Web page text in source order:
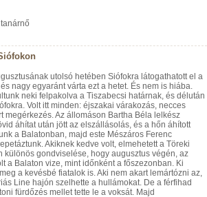
utolsó hetében Siófokra látogathatott el a
nagy egyaránt várta ezt a hetet. És nem is hiába.
neki felpakolva a Tiszabecsi határnak, és délután
Volt itt minden: éjszakai várakozás, necces
megérkezés. Az állomáson Bartha Béla lelkész
áhítat után jött az elszállásolás, és a hőn áhított
a Balatonban, majd este Mészáros Ferenc
Akiknek kedve volt, elmehetett a Töreki
különös gondviselése, hogy augusztus végén, az
a Balaton vize, mint időnként a főszezonban. Ki
a kevésbé fiatalok is. Aki nem akart lemártózni az,
Line hajón szelhette a hullámokat. De a férfihad
fürdőzés mellet tette le a voksát. Majd